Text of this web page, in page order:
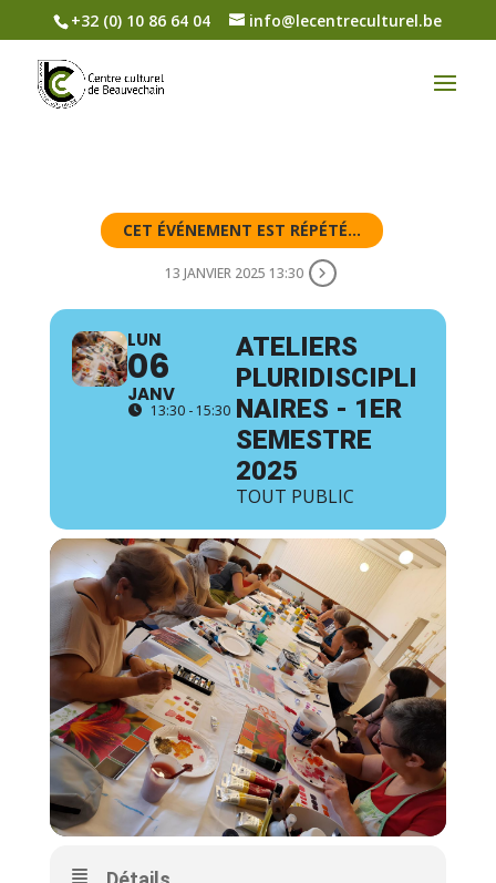
+32 (0) 10 86 64 04 info@lecentreculturel.be
CET ÉVÉNEMENT EST RÉPÉTÉ...
13 JANVIER 2025 13:30
LUN
06
JANV
13:30 - 15:30
ATELIERS
PLURIDISCIPLI
NAIRES - 1ER
SEMESTRE
2025
TOUT PUBLIC